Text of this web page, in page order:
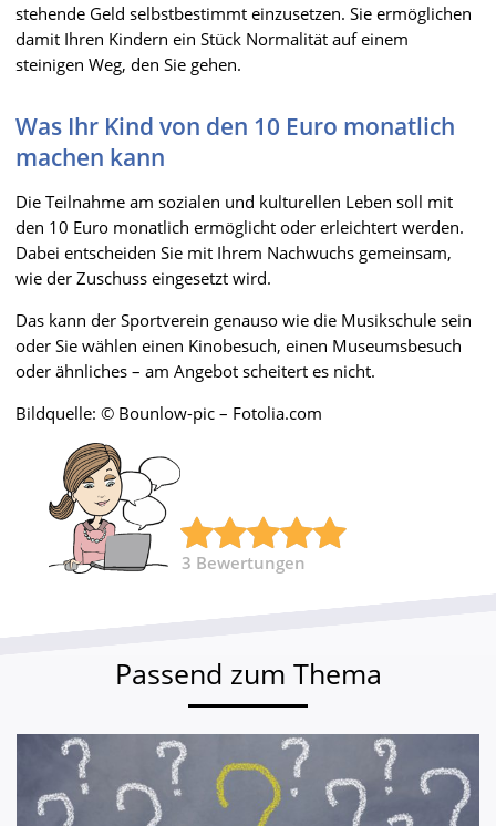
stehende Geld selbstbestimmt einzusetzen. Sie ermöglichen
damit Ihren Kindern ein Stück Normalität auf einem
steinigen Weg, den Sie gehen.
Was Ihr Kind von den 10 Euro monatlich
machen kann
Die Teilnahme am sozialen und kulturellen Leben soll mit
den 10 Euro monatlich ermöglicht oder erleichtert werden.
Dabei entscheiden Sie mit Ihrem Nachwuchs gemeinsam,
wie der Zuschuss eingesetzt wird.
Das kann der Sportverein genauso wie die Musikschule sein
oder Sie wählen einen Kinobesuch, einen Museumsbesuch
oder ähnliches – am Angebot scheitert es nicht.
Bildquelle: © Bounlow-pic – Fotolia.com
3 Bewertungen
Passend zum Thema